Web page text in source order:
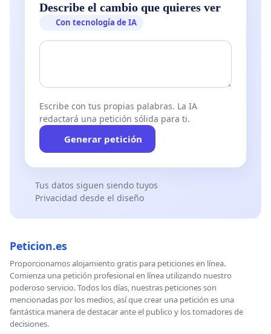
Describe el cambio que quieres ver
Con tecnología de IA
Escribe con tus propias palabras. La IA
redactará una petición sólida para ti.
Generar petición
Tus datos siguen siendo tuyos
Privacidad desde el diseño
Peticion.es
Proporcionamos alojamiento gratis para peticiones en línea.
Comienza una petición profesional en línea utilizando nuestro
poderoso servicio. Todos los días, nuestras peticiones son
mencionadas por los medios, así que crear una petición es una
fantástica manera de destacar ante el publico y los tomadores de
decisiones.